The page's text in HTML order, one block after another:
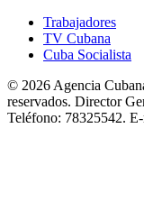
Trabajadores
TV Cubana
Cuba Socialista
© 2026 Agencia
reservados. Director
Teléfono: 78325542.